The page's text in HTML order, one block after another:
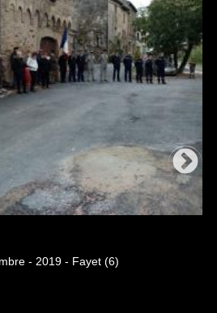
- 2019 - Fayet (6)